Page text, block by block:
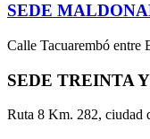
SEDE
Calle Tacuarembó entre
SEDE TREINTA
Ruta 8 Km. 282, ciudad